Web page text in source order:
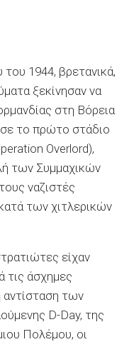
του 1944, βρετανικά,
ξεκίνησαν να
στη Βόρεια
το πρώτο στάδιο
Overlord),
των Συμμαχικών
ναζιστές
των χιτλερικών
είχαν
τις άσχημες
αντίσταση των
D-Day, της
Πολέμου, οι